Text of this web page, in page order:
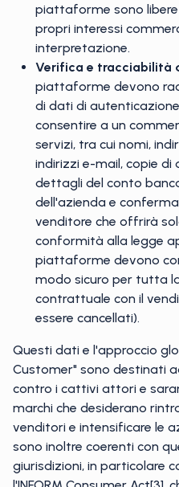
piattaforme sono
propri interessi
interpretazione.
Verifica e tracciabilità
piattaforme devono
di dati di
consentire a un
servizi, tra cui nomi,
indirizzi e-mail, copie
dettagli del conto
dell'azienda e
venditore che offrirà
conformità alla legge
piattaforme devono
modo sicuro per tutta
contrattuale con il
essere cancellati).
Questi dati e l'approccio
Customer" sono destinati
contro i cattivi attori e
marchi che desiderano
venditori e intensificare le
sono inoltre coerenti con
giurisdizioni, in particolare